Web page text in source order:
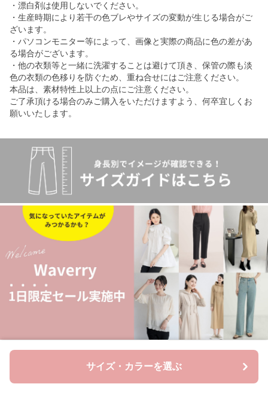
サイズ・カラーを選ぶ
・漂白剤は使用しないでください。
・生産時期により若干の色ブレやサイズの変動が生じる場合がご
ざいます。
・パソコンモニター等によって、画像と実際の商品に色の差があ
る場合がございます。
・他の衣類等と一緒に洗濯することは避けて頂き、保管の際も淡
色の衣類の色移りを防ぐため、重ね合せにはご注意ください。
本品は、素材特性上以上の点にご注意ください。
ご了承頂ける場合のみご購入をいただけますよう、何卒宜しくお
願いいたします。
ご注文確定から7~28日でお届け予定